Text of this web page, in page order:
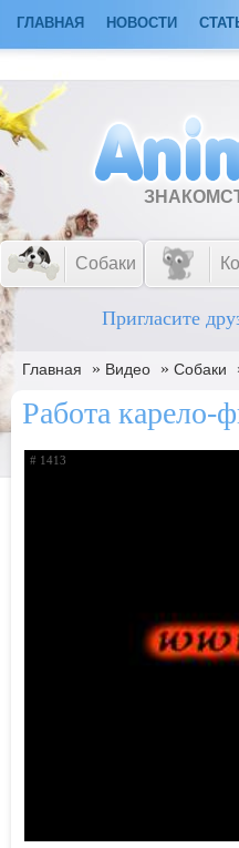
ГЛАВНАЯ НОВОСТИ
Собаки
Пригласите
Главная » Видео » Собаки
Работа карело-
# 1413